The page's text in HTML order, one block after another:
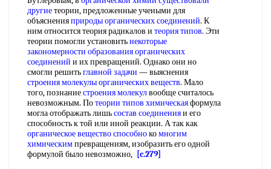
другиетеории, предложенные учеными для
объясненияприроды органических соединений. К
ним относится теория радикалов и теория типов. Эти
теории помогли установитьнекоторые
закономерности образованияорганических
соединений и их превращений. Однако они но
смогли решитьглавной задачи — выяснения
строения молекулы органических веществ. Мало
того, познаниестроения молекулвообще считалось
невозможным. Потеории типов химическаяформула
могла отображать лишьсостав соединенияи его
способность к той или иной реакции. А так как
органическое вещество способнокомногим
химическимпревращениям, изобразить его одной
формулой было невозможно, [c.279]